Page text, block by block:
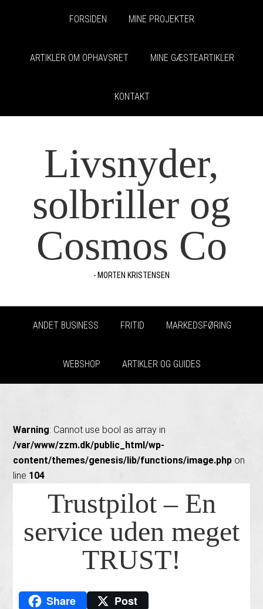
FORSIDEN MINE PROJEKTER
ARTIKLER OM OPHAVSRET MINE GÆSTEARTIKLER
KONTAKT
Livsnyder,
solbriller og
Cosmos Co
- MORTEN KRISTENSEN
ANDET BUSINESS FRITID MARKEDSFØRING
WEBSHOP ARTIKLER OG GUIDES
Warning: Cannot use bool as array in
/var/www/zzm.dk/public_html/wp-
content/themes/genesis/lib/functions/image.php on
line 104
Trustpilot – En
service uden meget
TRUST!
Share Post